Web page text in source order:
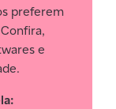
preferem
e